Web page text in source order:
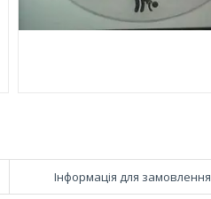
Інформація для замовлення